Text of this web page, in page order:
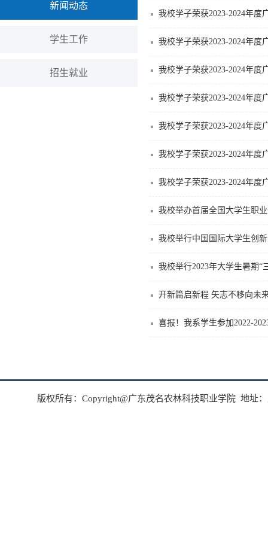
新闻动态
学生工作
招生就业
我校学子荣获2023-2024年
我校学子荣获2023-2024年
我校学子荣获2023-2024年
我校学子荣获2023-2024年
我校学子荣获2023-2024年
我校学子荣获2023-2024年
我校学子荣获2023-2024年
我校举办首届全国大学生职
我校举行中国国际大学生创
我校举行2023年大学生暑期“
开新篇启新程 矢志不移向未
版权所有：Copyright@广东茂名农林科技职业学院 地址